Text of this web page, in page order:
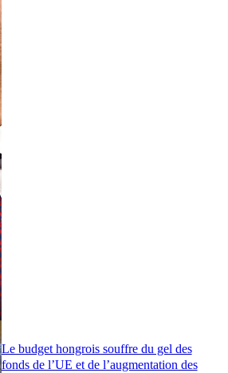
Le budget hongrois souffre du gel des
fonds de l’UE et de l’augmentation des